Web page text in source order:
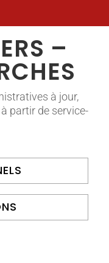
–
à jour,
partir de service-